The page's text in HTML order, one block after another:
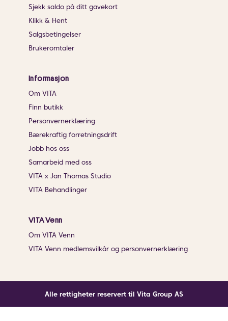
Sjekk saldo på ditt gavekort
Klikk & Hent
Salgsbetingelser
Brukeromtaler
Informasjon
Om VITA
Finn butikk
Personvernerklæring
Bærekraftig forretningsdrift
Jobb hos oss
Samarbeid med oss
VITA x Jan Thomas Studio
VITA Behandlinger
VITA Venn
Om VITA Venn
VITA Venn medlemsvilkår og personvernerklæring
Alle rettigheter reservert til Vita Group AS